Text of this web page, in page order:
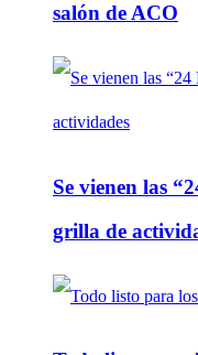
salón de ACO
Se vienen las
grilla de